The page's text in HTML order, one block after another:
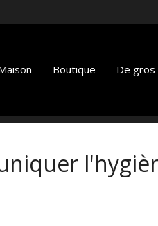
Boutique De gros